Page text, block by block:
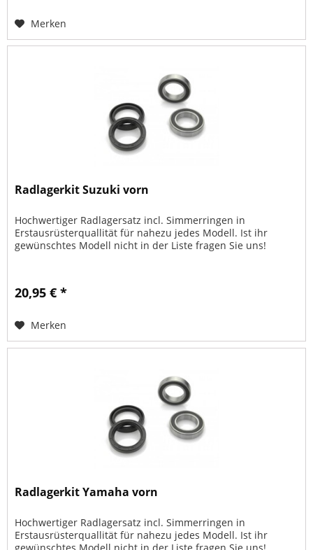
Merken
Radlagerkit Suzuki vorn
Hochwertiger Radlagersatz incl. Simmerringen in
Erstausrüsterquallität für nahezu jedes Modell. Ist ihr
gewünschtes Modell nicht in der Liste fragen Sie uns!
20,95 € *
Merken
Radlagerkit Yamaha vorn
Hochwertiger Radlagersatz incl. Simmerringen in
Erstausrüsterquallität für nahezu jedes Modell. Ist ihr